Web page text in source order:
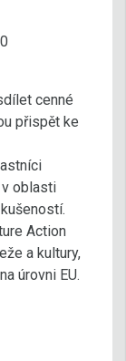
cenné
přispět ke
oblasti
Action
a kultury,
úrovni EU.